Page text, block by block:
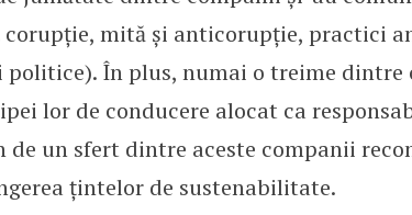
corupție, mită și anticorupție, practici
În plus, numai o treime dintre
lor de conducere alocat ca
un sfert dintre aceste companii
țintelor de sustenabilitate.